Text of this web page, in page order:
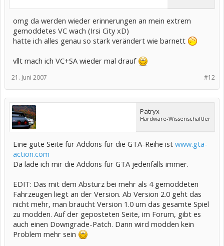
omg da werden wieder erinnerungen an mein extrem
gemoddetes VC wach (Irsi City xD)
hatte ich alles genau so stark verändert wie barnett
vllt mach ich VC+SA wieder mal drauf
#12
21. Juni 2007
Patryx
Hardware-Wissenschaftler
Eine gute Seite für Addons für die GTA-Reihe ist www.gta-
action.com
Da lade ich mir die Addons für GTA jedenfalls immer.
EDIT: Das mit dem Absturz bei mehr als 4 gemoddeten
Fahrzeugen liegt an der Version. Ab Version 2.0 geht das
nicht mehr, man braucht Version 1.0 um das gesamte Spiel
zu modden. Auf der geposteten Seite, im Forum, gibt es
auch einen Downgrade-Patch. Dann wird modden kein
Problem mehr sein